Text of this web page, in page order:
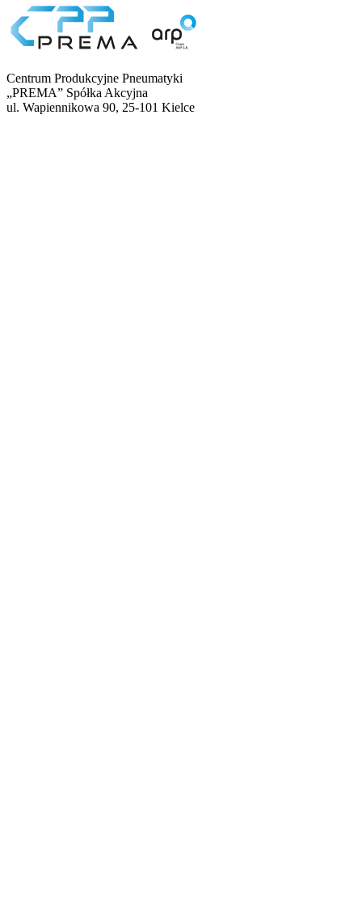
Centrum Produkcyjne Pneumatyki
„PREMA” Spółka Akcyjna
ul. Wapiennikowa 90, 25-101 Kielce